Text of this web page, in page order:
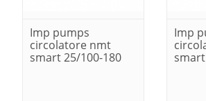
Imp pumps
circolatore nmt
smart 25/100-180
Imp